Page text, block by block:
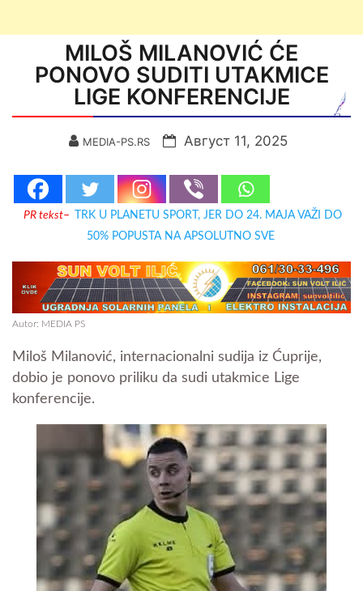
MILOŠ MILANOVIĆ ĆE
PONOVO SUDITI UTAKMICE
LIGE KONFERENCIJE
MEDIA-PS.RS Август 11, 2025
PR tekst–
TRK U PLANETU SPORT, JER DO 24. MAJA VAŽI DO
50% POPUSTA NA APSOLUTNO SVE
Autor: MEDIA PS
Miloš Milanović, internacionalni sudija iz Ćuprije,
dobio je ponovo priliku da sudi utakmice Lige
konferencije.